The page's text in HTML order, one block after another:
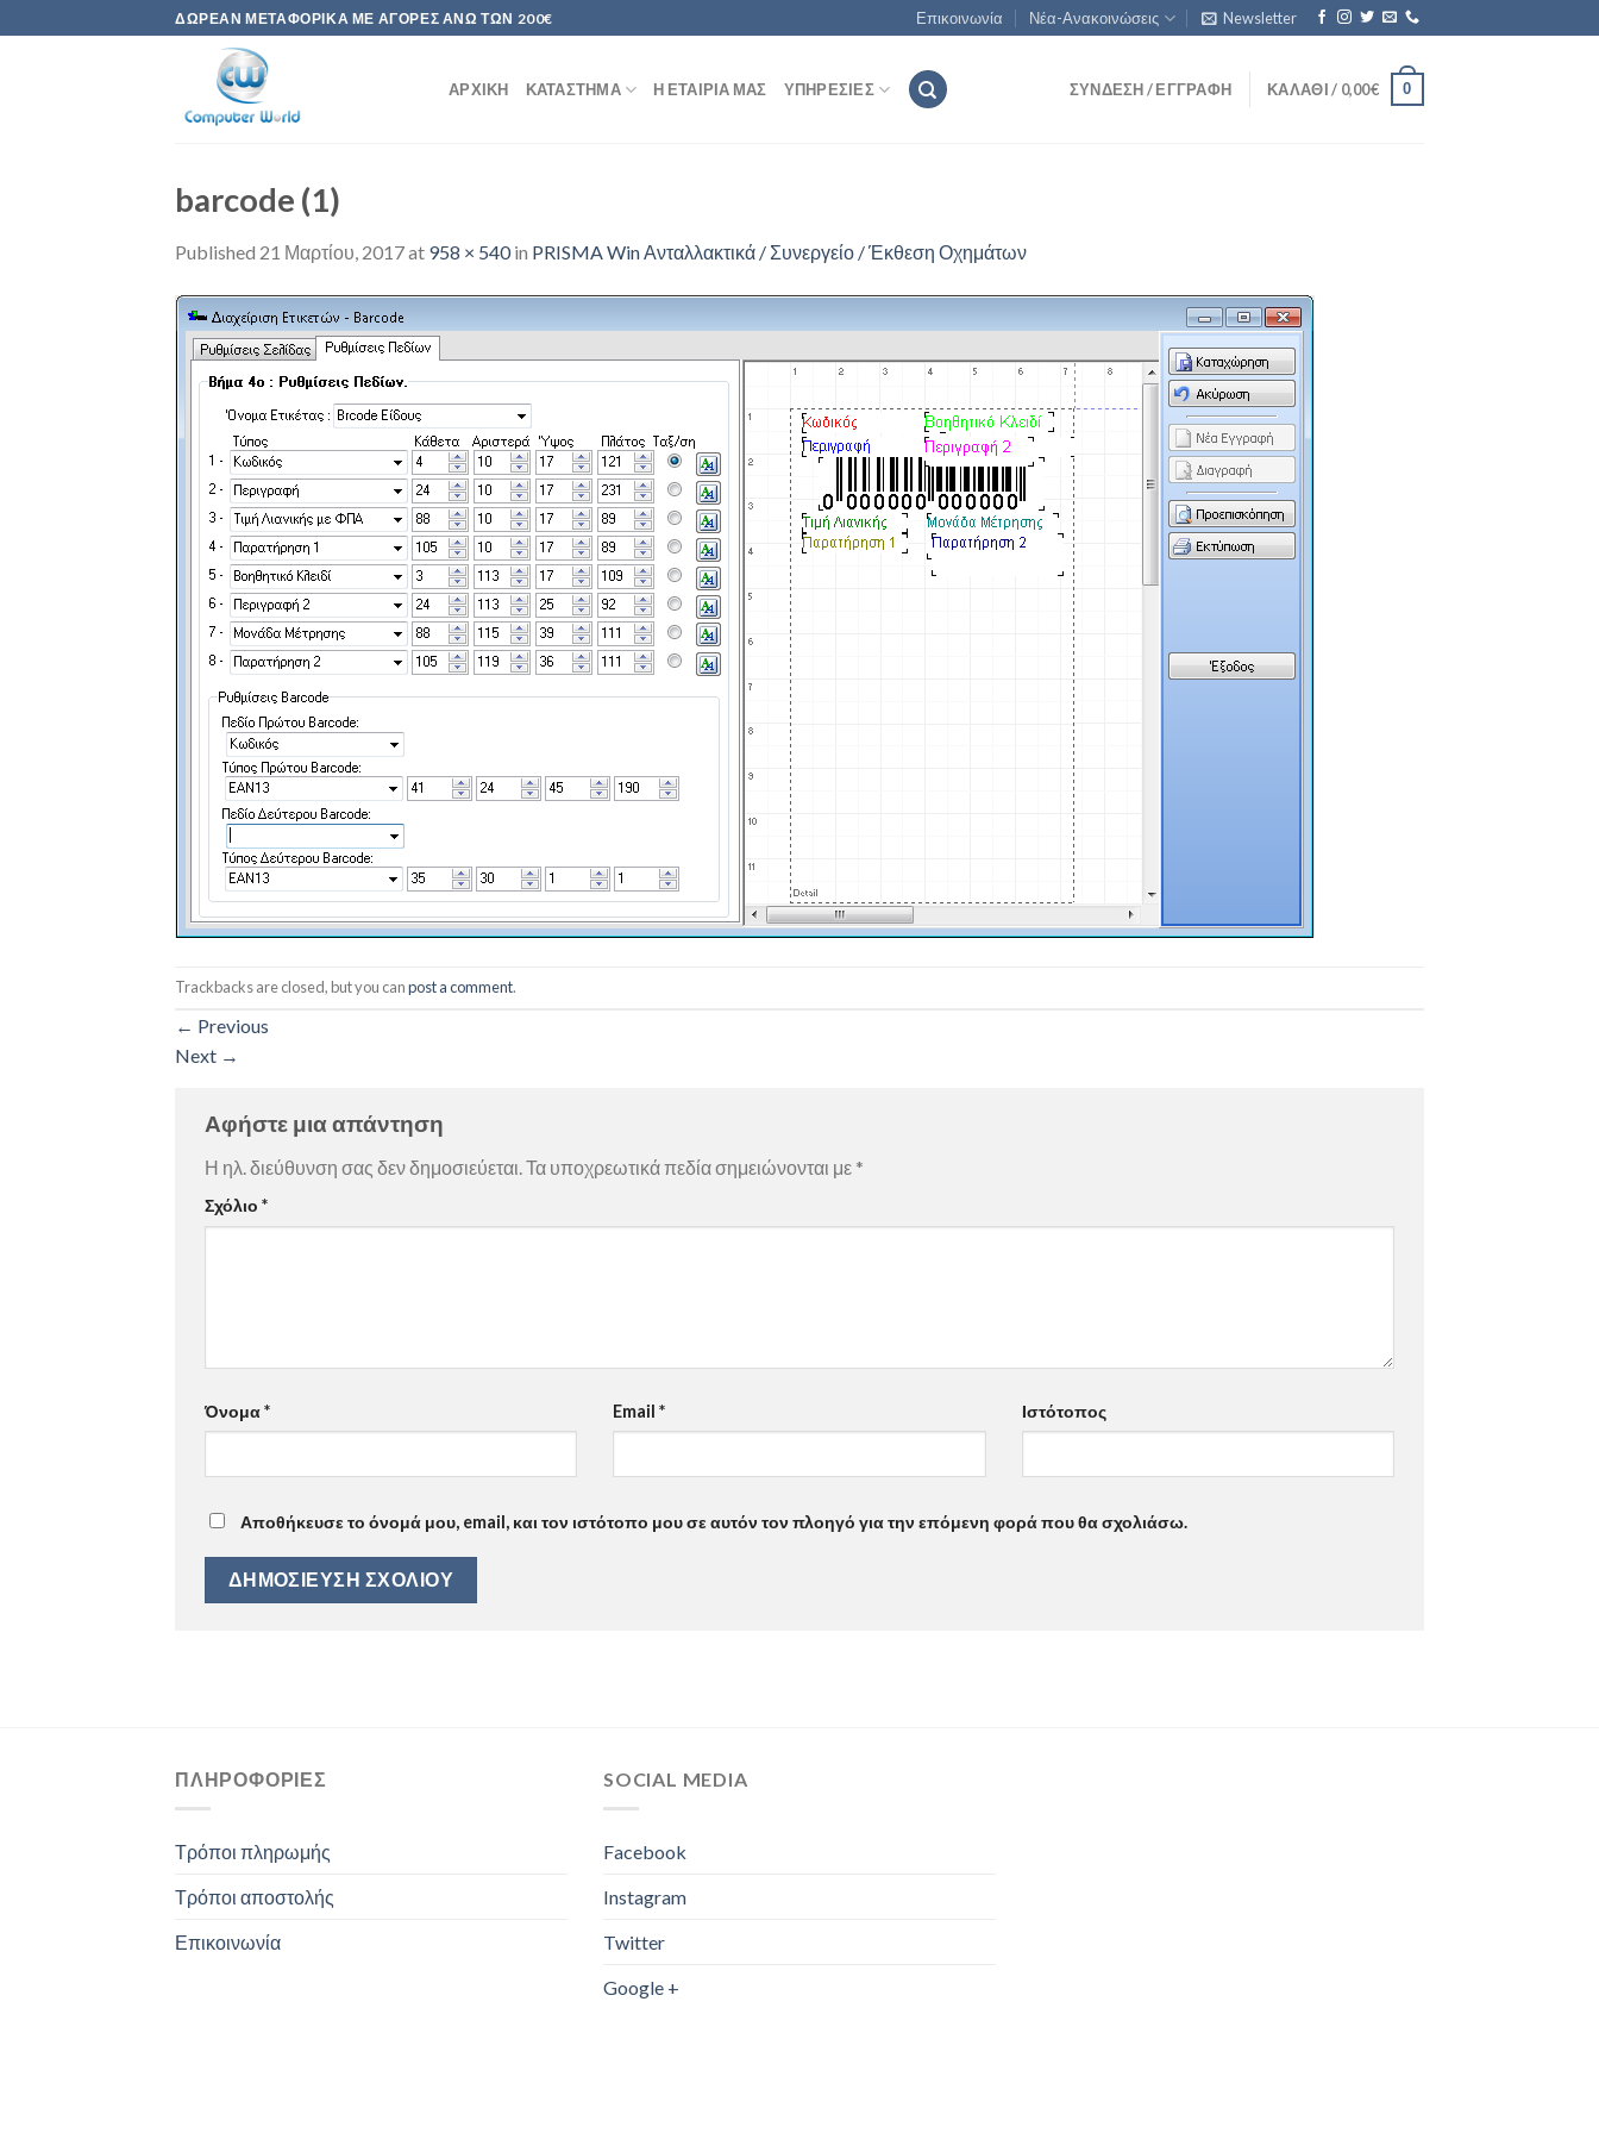
to
ΔΩΡΕΆΝ ΜΕΤΑΦΟΡΙΚΆ ΜΕ ΑΓΟΡΈΣ ΆΝΩ ΤΩΝ 200€ Επικοινωνία Νέα-Ανακοινώσεις Newsletter
ΑΡΧΙΚΉ ΚΑΤΆΣΤΗΜΑ Η ΕΤΑΙΡΊΑ ΜΑΣ ΥΠΗΡΕΣΊΕΣ ΣΎΝΔΕΣΗ / ΕΓΓΡΑΦΉ ΚΑΛΆΘΙ / 0,00€ 0
barcode (1)
Published 21 Μαρτίου, 2017at 958 × 540in PRISMA Win Ανταλλακτικά / Συνεργείο / Έκθεση Οχημάτων
Trackbacks are closed, but you canpost a comment.
← Previous
Next →
Αφήστε μια απάντηση
Η ηλ. διεύθυνση σας δεν δημοσιεύεται.Τα υποχρεωτικά πεδία σημειώνονται με *
Σχόλιο *
Όνομα* Email* Ιστότοπος
Αποθήκευσε το όνομά μου, email, και τον ιστότοπο μου σε αυτόν τον πλοηγό για την επόμενη φορά που θα σχολιάσω.
ΠΛΗΡΟΦΟΡΊΕΣ
Τρόποι πληρωμής
Τρόποι αποστολής
Επικοινωνία
SOCIAL MEDIA
Facebook
Instagram
Twitter
Google +